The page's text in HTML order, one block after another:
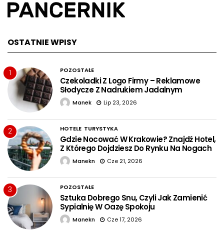
OSTATNIE WPISY
1 POZOSTAŁE
Czekoladki Z Logo Firmy – Reklamowe
Słodycze Z Nadrukiem Jadalnym
Manek Lip 23, 2026
2 HOTELE TURYSTYKA
Gdzie Nocować W Krakowie? Znajdź Hotel,
Z Którego Dojdziesz Do Rynku Na Nogach
Manekn Cze 21, 2026
3 POZOSTAŁE
Sztuka Dobrego Snu, Czyli Jak Zamienić
Sypialnię W Oazę Spokoju
Manekn Cze 17, 2026